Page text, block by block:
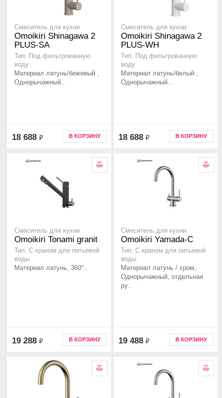
Смеситель для кухни
Omoikiri Shinagawa 2
PLUS-SA
Тип: Под фильтрованную
воду
Материал латунь/бежевый ,
Однорычажный..
18 688 ₽ В КОРЗИНУ
Смеситель для кухни
Omoikiri Shinagawa 2
PLUS-WH
Тип: Под фильтрованную
воду
Материал латунь/белый ,
Однорычажный..
18 688 ₽ В КОРЗИНУ
Смеситель для кухни
Omoikiri Tonami granit
Тип: С краном для питьевой
воды
Материал латунь, 360°..
19 288 ₽ В КОРЗИНУ
Смеситель для кухни
Omoikiri Yamada-C
Тип: С краном для питьевой
воды
Материал латунь / хром,
Однорычажный, отдельная
ру..
19 488 ₽ В КОРЗИНУ